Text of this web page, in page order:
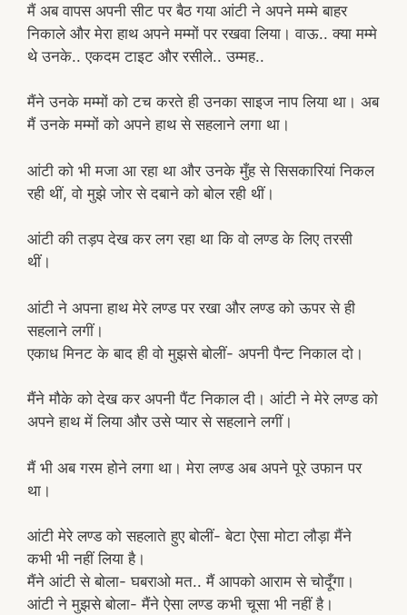
मैं अब वापस अपनी सीट पर बैठ गया आंटी ने अपने मम्मे बाहर
निकाले और मेरा हाथ अपने मम्मों पर रखवा लिया। वाऊ.. क्या मम्मे
थे उनके.. एकदम टाइट और रसीले.. उम्मह..
मैंने उनके मम्मों को टच करते ही उनका साइज नाप लिया था। अब
मैं उनके मम्मों को अपने हाथ से सहलाने लगा था।
आंटी को भी मजा आ रहा था और उनके मुँह से सिसकारियां निकल
रही थीं, वो मुझे जोर से दबाने को बोल रही थीं।
आंटी की तड़प देख कर लग रहा था कि वो लण्ड के लिए तरसी
थीं।
आंटी ने अपना हाथ मेरे लण्ड पर रखा और लण्ड को ऊपर से ही
सहलाने लगीं।
एकाध मिनट के बाद ही वो मुझसे बोलीं- अपनी पैन्ट निकाल दो।
मैंने मौके को देख कर अपनी पैंट निकाल दी। आंटी ने मेरे लण्ड को
अपने हाथ में लिया और उसे प्यार से सहलाने लगीं।
मैं भी अब गरम होने लगा था। मेरा लण्ड अब अपने पूरे उफान पर
था।
आंटी मेरे लण्ड को सहलाते हुए बोलीं- बेटा ऐसा मोटा लौड़ा मैंने
कभी भी नहीं लिया है।
मैंने आंटी से बोला- घबराओ मत.. मैं आपको आराम से चोदूँगा।
आंटी ने मुझसे बोला- मैंने ऐसा लण्ड कभी चूसा भी नहीं है।